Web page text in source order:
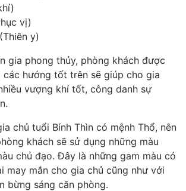
vị)
y)
gia phong thủy, phòng khách được
hướng tốt trên sẽ giúp cho gia
vượng khí tốt, công danh sự
chủ tuổi Bính Thìn có mệnh Thổ, nên
khách sẽ sử dụng những màu
chủ đạo. Đây là những gam màu có
may mắn cho gia chủ cũng như với
bừng sáng căn phòng.